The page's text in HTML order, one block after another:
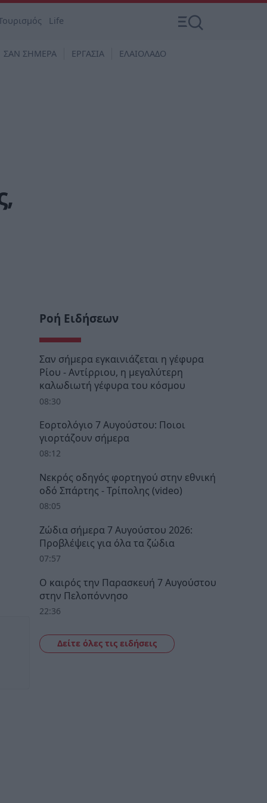
Life
ΣΑΝ ΣΗΜΕΡΑ ΕΡΓΑΣΙΑ ΕΛΑΙΟΛΑΔΟ
Ροή Ειδήσεων
Σαν σήμερα εγκαινιάζεται η γέφυρα
Ρίου - Αντίρριου, η μεγαλύτερη
καλωδιωτή γέφυρα του κόσμου
08:30
Εορτολόγιο 7 Αυγούστου: Ποιοι
γιορτάζουν σήμερα
08:12
Νεκρός οδηγός φορτηγού στην εθνική
οδό Σπάρτης - Τρίπολης (video)
08:05
Ζώδια σήμερα 7 Αυγούστου 2026:
Προβλέψεις για όλα τα ζώδια
07:57
Ο καιρός την Παρασκευή 7 Αυγούστου
στην Πελοπόννησο
22:36
Δείτε όλες τις ειδήσεις